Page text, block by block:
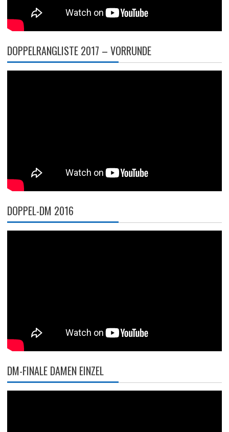
DOPPELRANGLISTE 2017 – VORRUNDE
DOPPEL-DM 2016
DM-FINALE DAMEN EINZEL